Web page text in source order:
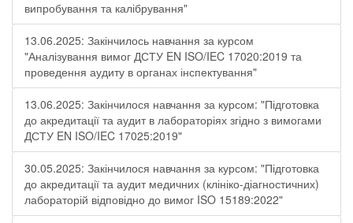
випробування та калібрування"
13.06.2025: Закінчилось навчання за курсом
"Аналізування вимог ДСТУ EN ISO/IEC 17020:2019 та
проведення аудиту в органах інспектування"
13.06.2025: Закінчилося навчання за курсом: "Підготовка
до акредитації та аудит в лабораторіях згідно з вимогами
ДСТУ EN ISO/IEC 17025:2019"
30.05.2025: Закінчилося навчання за курсом: "Підготовка
до акредитації та аудит медичних (клініко-діагностичних)
лабораторій відповідно до вимог ISO 15189:2022"